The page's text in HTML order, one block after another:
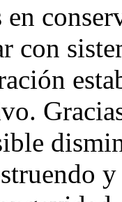
en
con